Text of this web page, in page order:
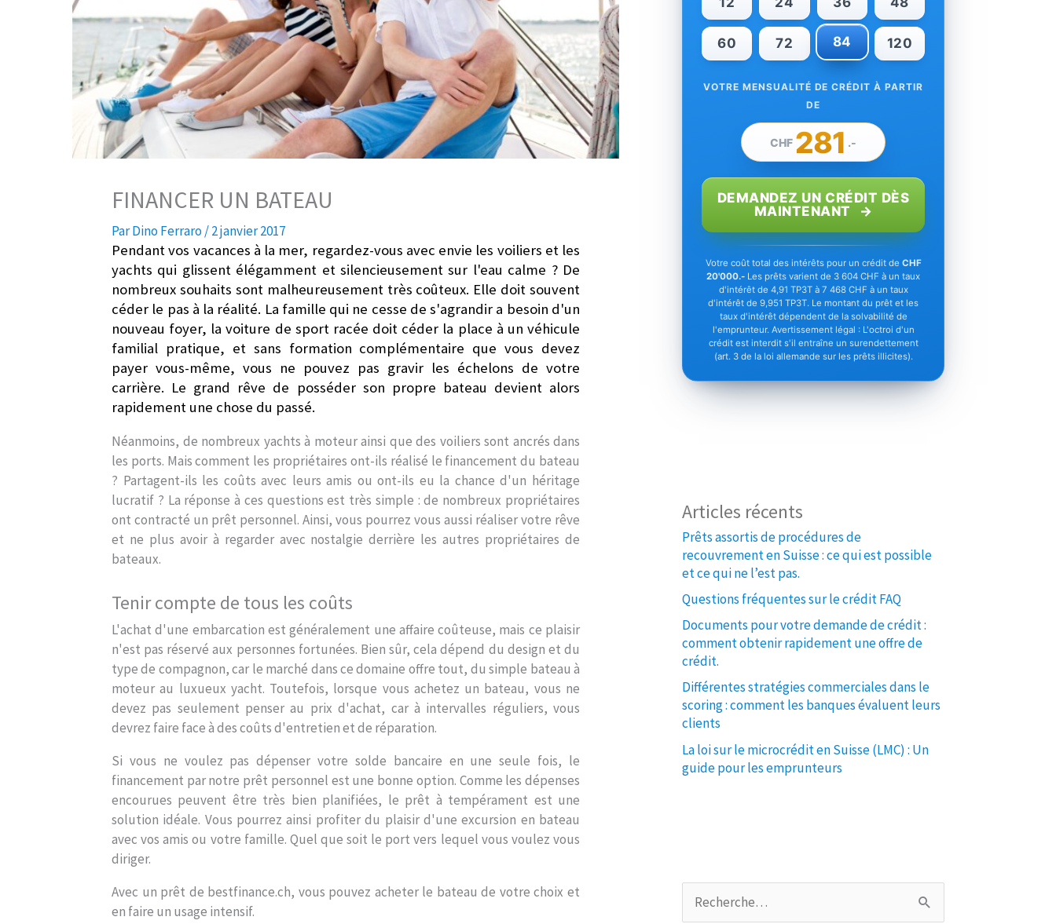
FINANCER UN BATEAU
ParDino Ferraro/2 janvier 2017
Pendant vos vacances à la mer, regardez-vous avec envie les voiliers et les
yachts qui glissent élégamment et silencieusement sur l'eau calme ? De
nombreux souhaits sont malheureusement très coûteux. Elle doit souvent
céder le pas à la réalité. La famille qui ne cesse de s'agrandir a besoin d'un
nouveau foyer, la voiture de sport racée doit céder la place à un véhicule
familial pratique, et sans formation complémentaire que vous devez
payer vous-même, vous ne pouvez pas gravir les échelons de votre
carrière. Le grand rêve de posséder son propre bateau devient alors
rapidement une chose du passé.
Néanmoins, de nombreux yachts à moteur ainsi que des voiliers sont ancrés dans
les ports. Mais comment les propriétaires ont-ils réalisé le financement du bateau
? Partagent-ils les coûts avec leurs amis ou ont-ils eu la chance d'un héritage
lucratif ? La réponse à ces questions est très simple : de nombreux propriétaires
ont contracté un prêt personnel. Ainsi, vous pourrez vous aussi réaliser votre rêve
et ne plus avoir à regarder avec nostalgie derrière les autres propriétaires de
bateaux.
Tenir compte de tous les coûts
L'achat d'une embarcation est généralement une affaire coûteuse, mais ce plaisir
n'est pas réservé aux personnes fortunées. Bien sûr, cela dépend du design et du
type de compagnon, car le marché dans ce domaine offre tout, du simple bateau à
moteur au luxueux yacht. Toutefois, lorsque vous achetez un bateau, vous ne
devez pas seulement penser au prix d'achat, car à intervalles réguliers, vous
devrez faire face à des coûts d'entretien et de réparation.
Si vous ne voulez pas dépenser votre solde bancaire en une seule fois, le
financement par notre prêt personnel est une bonne option. Comme les dépenses
encourues peuvent être très bien planifiées, le prêt à tempérament est une
solution idéale. Vous pourrez ainsi profiter du plaisir d'une excursion en bateau
avec vos amis ou votre famille. Quel que soit le port vers lequel vous voulez vous
diriger.
Avec un prêt de bestfinance.ch, vous pouvez acheter le bateau de votre choix et
en faire un usage intensif.
60 72 84 120
VOTRE MENSUALITÉ DE CRÉDIT À PARTIR
DE
CHF 281 .-
DEMANDEZ UN CRÉDIT DÈS
MAINTENANT
Votre coût total des intérêts pour un crédit de CHF
20'000.- Les prêts varient de 3 604 CHF à un taux
d'intérêt de 4,91 TP3T à 7 468 CHF à un taux
d'intérêt de 9,951 TP3T. Le montant du prêt et les
taux d'intérêt dépendent de la solvabilité de
l'emprunteur. Avertissement légal : L'octroi d'un
crédit est interdit s'il entraîne un surendettement
(art. 3 de la loi allemande sur les prêts illicites).
Articles récents
Prêts assortis de procédures de
recouvrement en Suisse : ce qui est possible
et ce qui ne l’est pas.
Questions fréquentes sur le crédit FAQ
Documents pour votre demande de crédit :
comment obtenir rapidement une offre de
crédit.
Différentes stratégies commerciales dans le
scoring : comment les banques évaluent leurs
clients
La loi sur le microcrédit en Suisse (LMC) : Un
guide pour les emprunteurs
e